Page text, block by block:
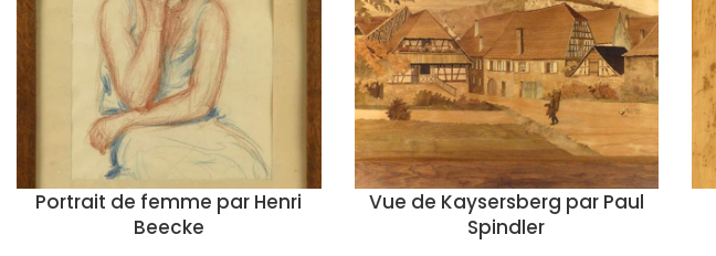
Portrait de femme par Henri
Beecke
Vue de Kaysersberg par Paul
Spindler